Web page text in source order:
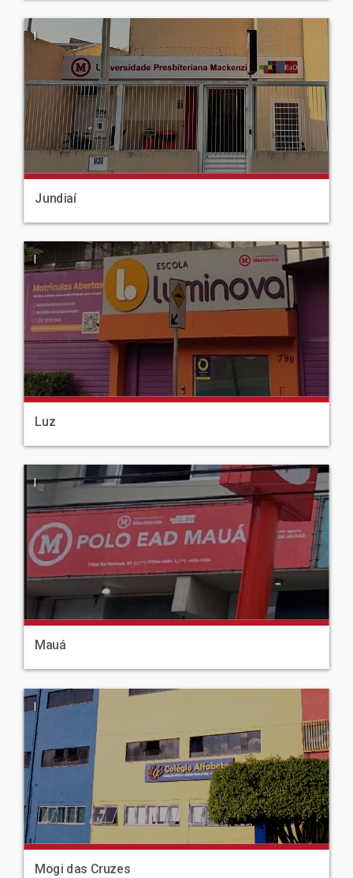
|
Jundiaí
|
Luz
|
Mauá
|
Mogi das Cruzes